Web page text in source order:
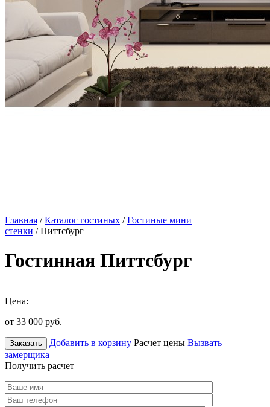
Главная /Каталог гостиных /Гостиные мини
стенки / Питтсбург
Гостинная Питтсбург
Цена:
от 33 000 руб.
Заказать Добавить в корзину Расчет цены Вызвать
замерщика
Получить расчет